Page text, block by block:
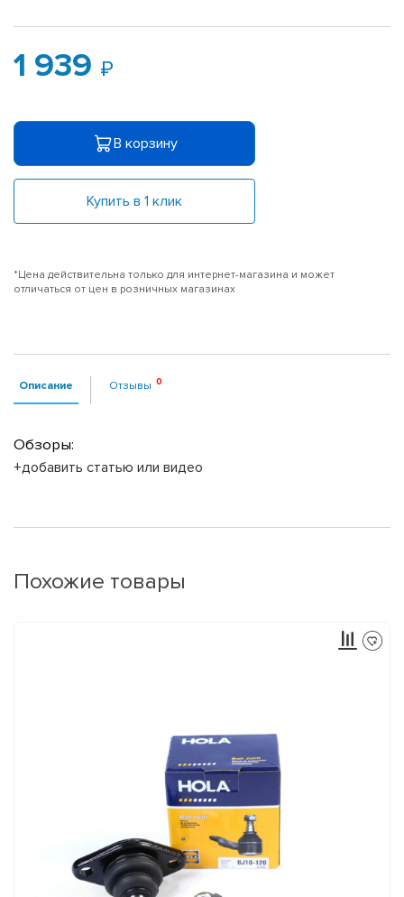
1 939
В корзину
Купить в 1 клик
*Цена действительна только для интернет-магазина и может
отличаться от цен в розничных магазинах
Описание Отзывы
Обзоры:
+добавить статью или видео
Похожие товары